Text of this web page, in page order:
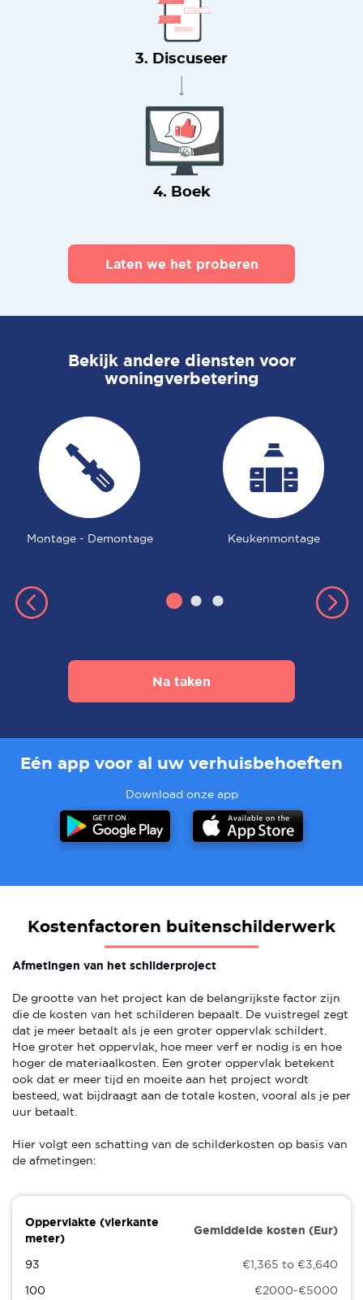
3. Discuseer
4. Boek
Laten we het proberen
Bekijk andere diensten voor
woningverbetering
Montage - Demontage Keukenmontage
Na taken
Eén app voor al uw verhuisbehoeften
Download onze app
Kostenfactoren buitenschilderwerk
Afmetingen van het schilderproject
De grootte van het project kan de belangrijkste factor zijn
die de kosten van het schilderen bepaalt. De vuistregel zegt
dat je meer betaalt als je een groter oppervlak schildert.
Hoe groter het oppervlak, hoe meer verf er nodig is en hoe
hoger de materiaalkosten. Een groter oppervlak betekent
ook dat er meer tijd en moeite aan het project wordt
besteed, wat bijdraagt aan de totale kosten, vooral als je per
uur betaalt.
Hier volgt een schatting van de schilderkosten op basis van
de afmetingen:
Oppervlakte (vierkante
meter)
Gemiddelde kosten (Eur)
93
€1,365 to €3,640
100
€2000-€5000